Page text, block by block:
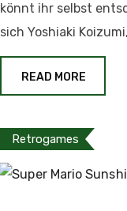
könnt ihr selbst
sich Yoshiaki
READ MORE
Retrogames